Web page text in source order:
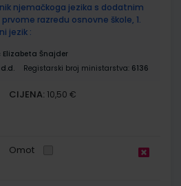
njemačkoga jezika s dodatnim
razredu osnovne škole, 1.
jezik :
Elizabeta Šnajder
d.d. Registarski broj ministarstva: 6136
CIJENA: 10,50 €
Omot